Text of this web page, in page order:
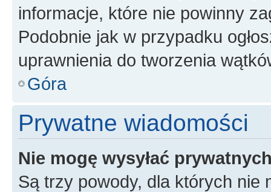
informacje, które nie powinny
Podobnie jak w przypadku
uprawnienia do tworzenia
Góra
Prywatne wiadomości
Nie mogę wysyłać
Są trzy powody, dla których nie